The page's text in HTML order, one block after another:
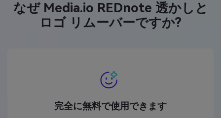
なぜ Media.io REDnote 透かしと
ロゴ リムーバーですか?
完全に無料で使用できます